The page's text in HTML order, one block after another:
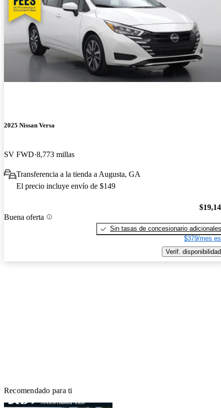
2025 Nissan Versa
SV FWD 8,773 millas
Transferencia a la tienda a Augusta, GA
El precio incluye envío de $149
Buena oferta
Sin tasas de concesionario adicionales
$379/mes
Verif. disponibilidad
Recomendado para ti